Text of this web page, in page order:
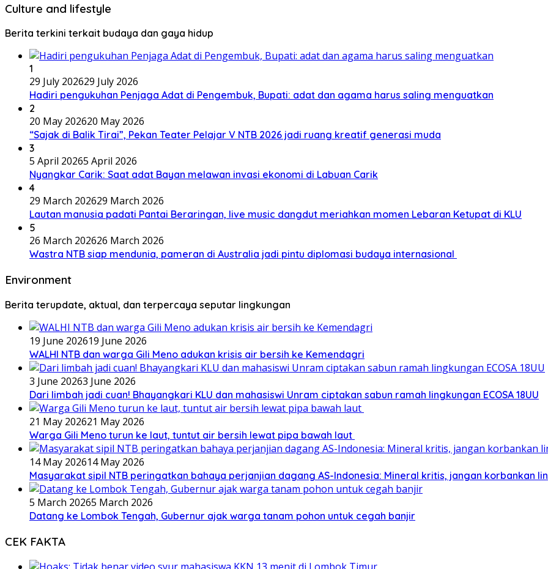
Culture and lifestyle
Berita terkini terkait budaya dan gaya hidup
1
29 July 202629 July 2026
Hadiri pengukuhan Penjaga Adat di Pengembuk, Bupati: adat dan agama harus saling menguatkan
2
20 May 202620 May 2026
“Sajak di Balik Tirai”, Pekan Teater Pelajar V NTB 2026 jadi ruang kreatif generasi muda
3
5 April 20265 April 2026
Nyangkar Carik: Saat adat Bayan melawan invasi ekonomi di Labuan Carik
4
29 March 202629 March 2026
Lautan manusia padati Pantai Beraringan, live music dangdut meriahkan momen Lebaran Ketupat di KLU
5
26 March 202626 March 2026
Wastra NTB siap mendunia, pameran di Australia jadi pintu diplomasi budaya internasional
Environment
Berita terupdate, aktual, dan terpercaya seputar lingkungan
19 June 202619 June 2026
WALHI NTB dan warga Gili Meno adukan krisis air bersih ke Kemendagri
3 June 20263 June 2026
Dari limbah jadi cuan! Bhayangkari KLU dan mahasiswi Unram ciptakan sabun ramah lingkungan ECOSA 18UU
21 May 202621 May 2026
Warga Gili Meno turun ke laut, tuntut air bersih lewat pipa bawah laut
14 May 202614 May 2026
Masyarakat sipil NTB peringatkan bahaya perjanjian dagang AS-Indonesia: Mineral kritis, jangan korbankan
5 March 20265 March 2026
Datang ke Lombok Tengah, Gubernur ajak warga tanam pohon untuk cegah banjir
CEK FAKTA